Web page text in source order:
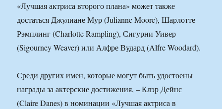
«Лучшая актриса второго плана» может также
достаться Джулиане Мур (Julianne Moore), Шарлотте
Рэмплинг (Charlotte Rampling), Сигурни Уивер
(Sigourney Weaver) или Алфре Вудард (Alfre Woodard).
Среди других имен, которые могут быть удостоены
награды за актерские достижения, – Клэр Дейнс
(Claire Danes) в номинации «Лучшая актриса в